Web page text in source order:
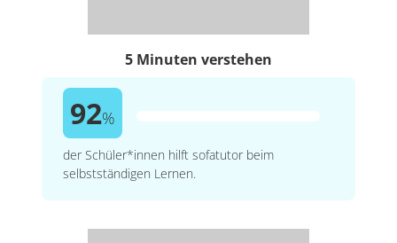
5 Minuten verstehen
92%
der Schüler*innen hilft sofatutor beim
selbstständigen Lernen.